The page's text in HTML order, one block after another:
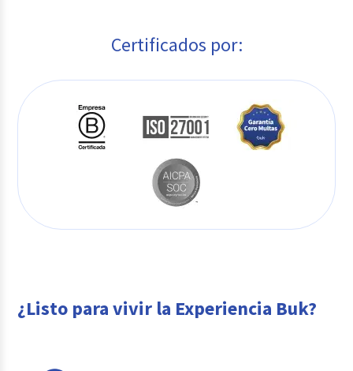
Certificados por:
¿Listo para vivir la Experiencia Buk?